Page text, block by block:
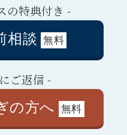
の特典付き -
相談 無料
ご返信 -
の方へ 無料